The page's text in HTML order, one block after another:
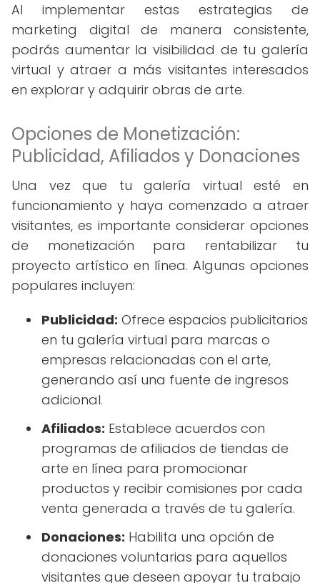
Al implementar estas estrategias de
marketing digital de manera consistente,
podrás aumentar la visibilidad de tu galería
virtual y atraer a más visitantes interesados
en explorar y adquirir obras de arte.
Opciones de Monetización:
Publicidad, Afiliados y Donaciones
Una vez que tu galería virtual esté en
funcionamiento y haya comenzado a atraer
visitantes, es importante considerar opciones
de monetización para rentabilizar tu
proyecto artístico en línea. Algunas opciones
populares incluyen:
Publicidad: Ofrece espacios publicitarios
en tu galería virtual para marcas o
empresas relacionadas con el arte,
generando así una fuente de ingresos
adicional.
Afiliados: Establece acuerdos con
programas de afiliados de tiendas de
arte en línea para promocionar
productos y recibir comisiones por cada
venta generada a través de tu galería.
Donaciones: Habilita una opción de
donaciones voluntarias para aquellos
visitantes que deseen apoyar tu trabajo